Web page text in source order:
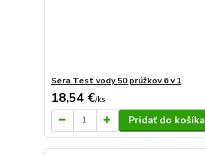
Sera Test vody 50 prúžkov 6 v 1
18,54 €/ks
Pridať do košíka